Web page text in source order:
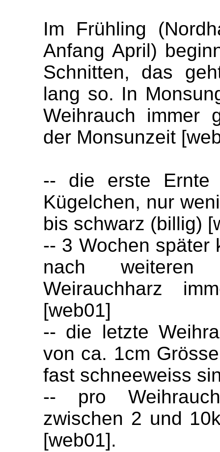
Im Frühling
Anfang April)
Schnitten, das
lang so. In
Weihrauch immer
der Monsunzeit
-- die erste Ernte
Kügelchen, nur
bis schwarz (billig)
-- 3 Wochen später
nach
Weirauchharz
[web01]
-- die letzte
von ca. 1cm
fast schneeweiss
-- pro
zwischen 2 und
[web01].